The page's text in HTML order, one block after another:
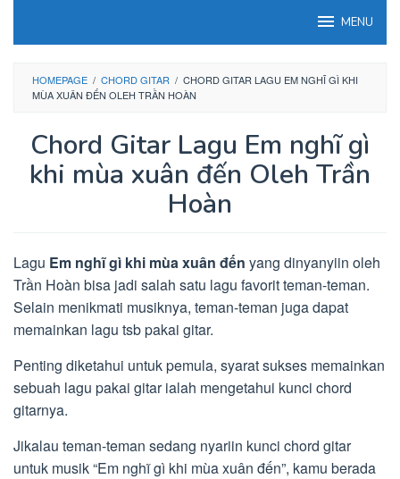
MENU
HOMEPAGE / CHORD GITAR / CHORD GITAR LAGU EM NGHĨ GÌ KHI
MÙA XUÂN ĐẾN OLEH TRẦN HOÀN
Chord Gitar Lagu Em nghĩ gì
khi mùa xuân đến Oleh Trần
Hoàn
Lagu Em nghĩ gì khi mùa xuân đến yang dinyanyiin oleh
Trần Hoàn bisa jadi salah satu lagu favorit teman-teman.
Selain menikmati musiknya, teman-teman juga dapat
memainkan lagu tsb pakai gitar.
Penting diketahui untuk pemula, syarat sukses memainkan
sebuah lagu pakai gitar ialah mengetahui kunci chord
gitarnya.
Jikalau teman-teman sedang nyariin kunci chord gitar
untuk musik “Em nghĩ gì khi mùa xuân đến”, kamu berada